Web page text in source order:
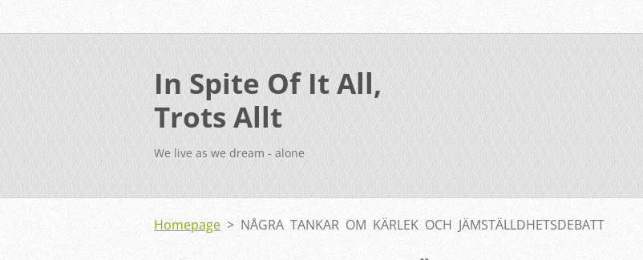
In Spite Of It All,
Trots Allt
We live as we dream - alone
Homepage > NÅGRA TANKAR OM KÄRLEK OCH JÄMSTÄLLDHETSDEBATT